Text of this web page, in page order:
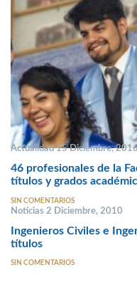
Actualidad 15 Diciembre,
46 profesionales de la
títulos y grados
SIN COMENTARIOS
Noticias 2 Diciembre, 2010
Ingenieros Civiles e
títulos
SIN COMENTARIOS